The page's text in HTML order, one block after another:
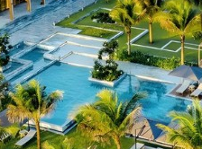
MINH EPSSO